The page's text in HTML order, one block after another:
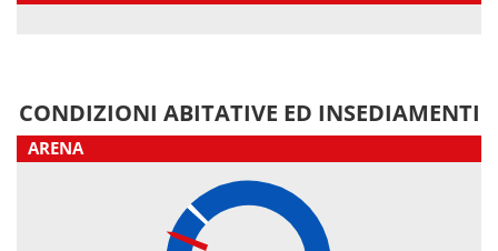
CONDIZIONI ABITATIVE ED INSEDIAMENTI
ARENA